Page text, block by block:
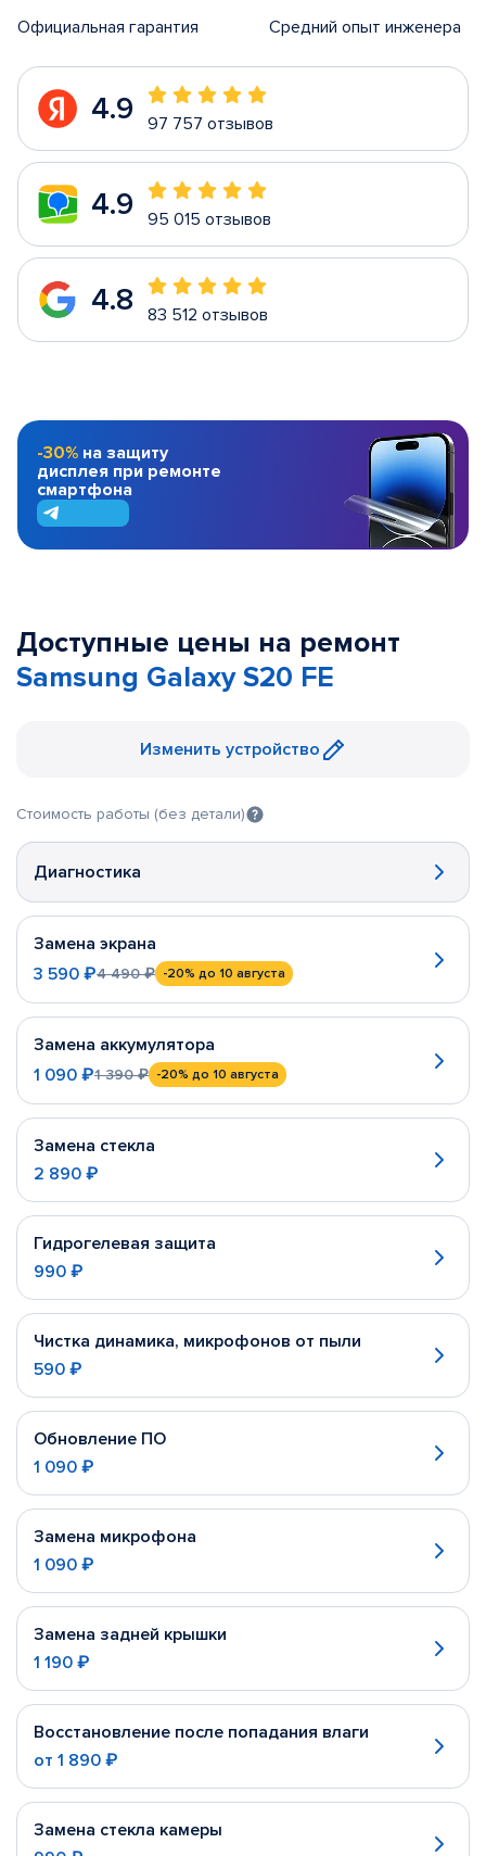
Официальная гарантия Средний опыт инженера
4.9 97 757 отзывов
4.9 95 015 отзывов
4.8 83 512 отзывов
-30% на защиту
дисплея при ремонте
смартфона
Доступные цены на ремонт
Samsung Galaxy S20 FE
Изменить устройство
Стоимость работы (без детали)
Диагностика
Замена экрана
3 590 ₽4 490 ₽ -20% до 10 августа
Замена аккумулятора
1 090 ₽1 390 ₽ -20% до 10 августа
Замена стекла
2 890 ₽
Гидрогелевая защита
990 ₽
Чистка динамика, микрофонов от пыли
590 ₽
Обновление ПО
1 090 ₽
Замена микрофона
1 090 ₽
Замена задней крышки
1 190 ₽
Восстановление после попадания влаги
от 1 890 ₽
Замена стекла камеры